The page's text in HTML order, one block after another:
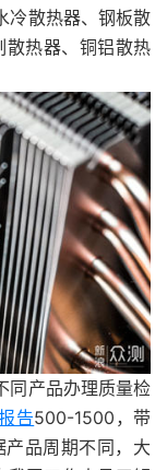
冷散热器、钢板散
热器、铜铝散热
同产品办理质量检
告500-1500，带
品周期不同，大